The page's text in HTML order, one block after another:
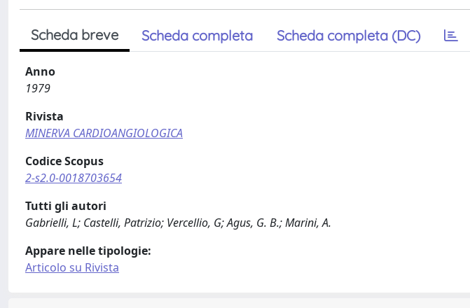
Scheda breve Scheda completa Scheda completa (DC)
Anno
1979
Rivista
MINERVA CARDIOANGIOLOGICA
Codice Scopus
2-s2.0-0018703654
Tutti gli autori
Gabrielli, L; Castelli, Patrizio; Vercellio, G; Agus, G. B.; Marini, A.
Appare nelle tipologie:
Articolo su Rivista